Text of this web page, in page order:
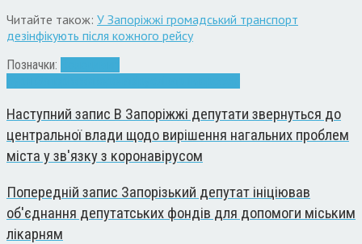
Читайте також: У Запоріжжі громадський транспорт
дезінфікують після кожного рейсу
Позначки:
Наступний запис В Запоріжжі депутати звернуться до
центральної влади щодо вирішення нагальних проблем
міста у зв'язку з коронавірусом
Попередній запис Запорізький депутат ініціював
об'єднання депутатських фондів для допомоги міським
лікарням